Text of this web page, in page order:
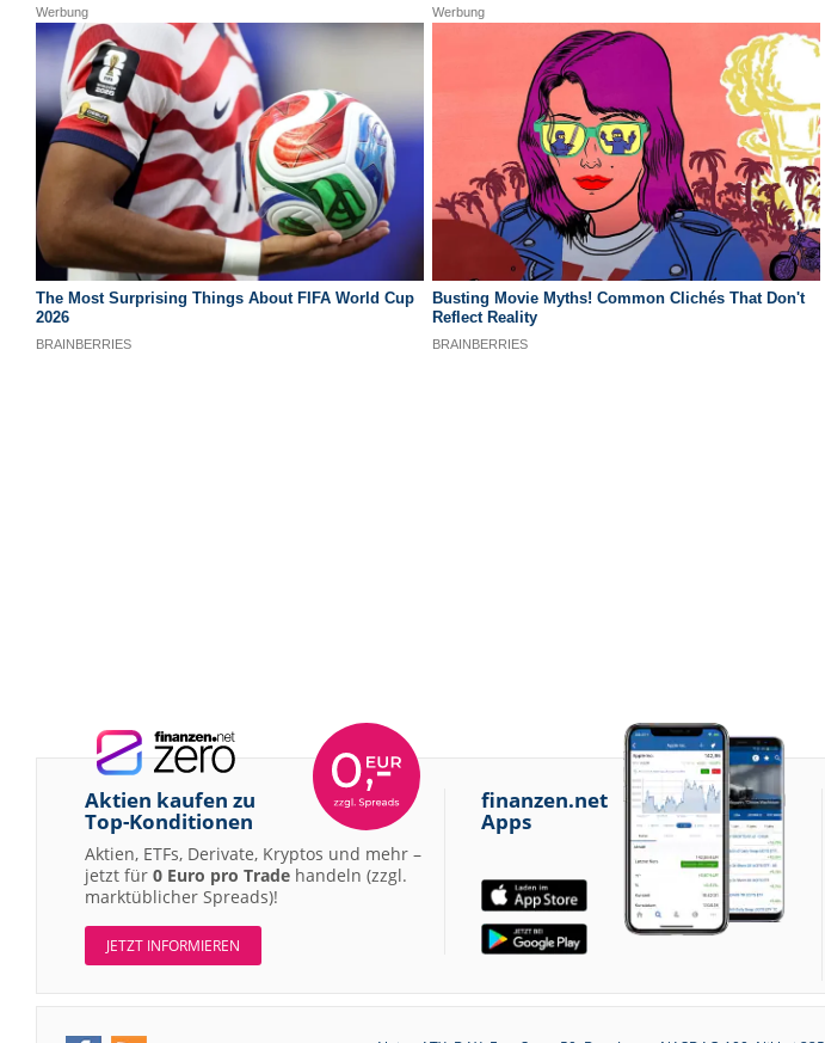
Aktien kaufen zu
Top-Konditionen
Aktien, ETFs, Derivate, Kryptos und mehr –
jetzt für 0 Euro pro Trade handeln (zzgl.
marktüblicher Spreads)!
JETZT INFORMIEREN
finanzen.net
Apps